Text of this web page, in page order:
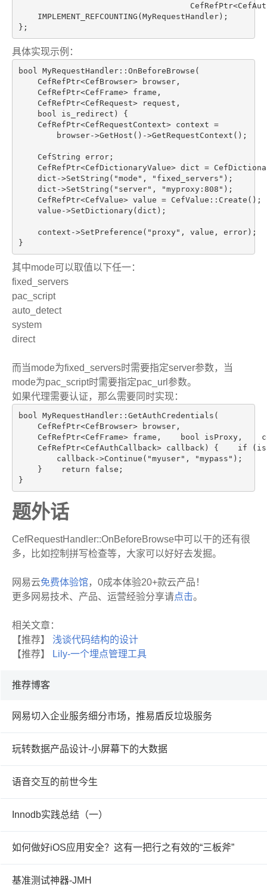
IMPLEMENT_REFCOUNTING(MyRequestHandler);
};
具体实现示例：
bool MyRequestHandler::OnBeforeBrowse(
CefRefPtr<CefBrowser> browser,
CefRefPtr<CefFrame> frame,
CefRefPtr<CefRequest> request,
bool is_redirect) {
CefRefPtr<CefRequestContext> context =
browser->GetHost()->GetRequestContext();
CefString error;
CefRefPtr<CefDictionaryValue> dict =
dict->SetString("mode", "fixed_servers");
dict->SetString("server", "myproxy:808");
CefRefPtr<CefValue> value = CefValue::Create();
value->SetDictionary(dict);
context->SetPreference("proxy", value, error);
}
其中mode可以取值以下任一：
fixed_servers
pac_script
auto_detect
system
direct
而当mode为fixed_servers时需要指定server参数，当
mode为pac_script时需要指定pac_url参数。
如果代理需要认证，那么需要同时实现：
bool MyRequestHandler::GetAuthCredentials(
CefRefPtr<CefBrowser> browser,
CefRefPtr<CefFrame> frame,    bool isProxy,
CefRefPtr<CefAuthCallback> callback) {    if
callback->Continue("myuser", "mypass");
}    return false;
}
题外话
CefRequestHandler::OnBeforeBrowse中可以干的还有很
多，比如控制拼写检查等，大家可以好好去发掘。
网易云免费体验馆 ，0成本体验20+款云产品！
更多网易技术、产品、运营经验分享请点击。
相关文章：
【推荐】 浅谈代码结构的设计
【推荐】
Lily-一个埋点管理工具
推荐博客
网易切入企业服务细分市场，推易盾反垃圾服务
玩转数据产品设计-小屏幕下的大数据
语音交互的前世今生
Innodb实践总结（一）
如何做好iOS应用安全？这有一把行之有效的“三板斧”
基准测试神器-JMH